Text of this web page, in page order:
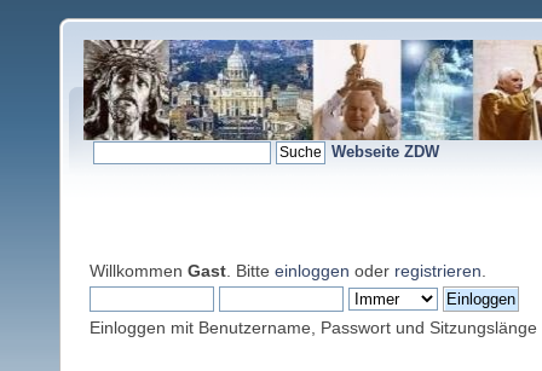
Webseite ZDW
Willkommen Gast . Bitte einloggen oder registrieren
Einloggen mit Benutzername, Passwort und Sitzungslänge